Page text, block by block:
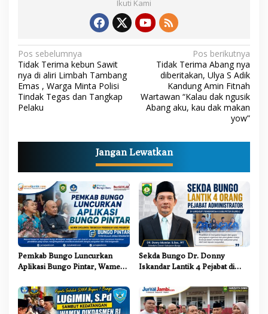
Ikuti Kami
N
a
v
i
a
i
p
o
s
Pos sebelumnya
Tidak Terima kebun Sawit
nya di aliri Limbah Tambang
Emas , Warga Minta Polisi
Tindak Tegas dan Tangkap
Pelaku
Pos berikutnya
Tidak Terima Abang nya
diberitakan, Ulya S Adik
Kandung Amin Fitnah
Wartawan “Kalau dak ngusik
Abang aku, kau dak makan
yow”
Jangan Lewatkan
Pemkab Bungo Luncurkan
Aplikasi Bungo Pintar, Wamen
Pendidikan yang Progresif
Sekda Bungo Dr. Donny
Iskandar Lantik 4 Pejabat di